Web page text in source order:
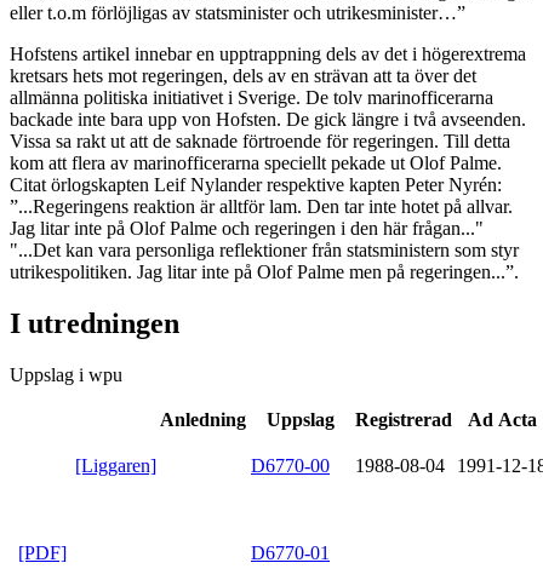
eller t.o.m förlöjligas av statsminister och utrikesminister…”
Hofstens artikel innebar en upptrappning dels av det i högerextrema
kretsars hets mot regeringen, dels av en strävan att ta över det
allmänna politiska initiativet i Sverige. De tolv marinofficerarna
backade inte bara upp von Hofsten. De gick längre i två avseenden.
Vissa sa rakt ut att de saknade förtroende för regeringen. Till detta
kom att flera av marinofficerarna speciellt pekade ut Olof Palme.
Citat örlogskapten Leif Nylander respektive kapten Peter Nyrén:
”...Regeringens reaktion är alltför lam. Den tar inte hotet på allvar.
Jag litar inte på Olof Palme och regeringen i den här frågan..."
"...Det kan vara personliga reflektioner från statsministern som styr
utrikespolitiken. Jag litar inte på Olof Palme men på regeringen...”.
I utredningen
Uppslag i wpu
Anledning Uppslag Registrerad Ad Acta
[Liggaren] D6770-00 1988-08-04 1991-12-
[PDF] D6770-01